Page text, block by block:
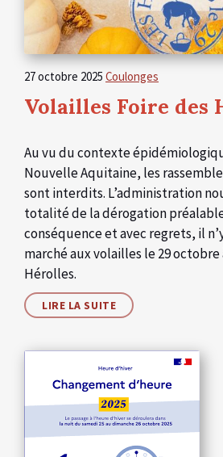
27 octobre 2025 Coulonges
Volailles Foire des
Au vu du contexte
Nouvelle Aquitaine, les
sont interdits. L’administration
totalité de la dérogation
conséquence et avec regrets, il
marché aux volailles le 29 octobre
Hérolles.
LIRE LA SUITE